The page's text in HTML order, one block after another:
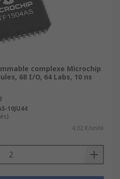
complexe Microchip
68 I/O, 64 Labs, 10 ns
10JU44
4,02 €/unité